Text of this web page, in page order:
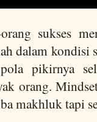
sukses
dalam
pola pikirnya
orang.
makhluk tapi